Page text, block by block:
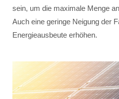
sein, um die maximale Menge
Auch eine geringe Neigung der
Energieausbeute erhöhen.